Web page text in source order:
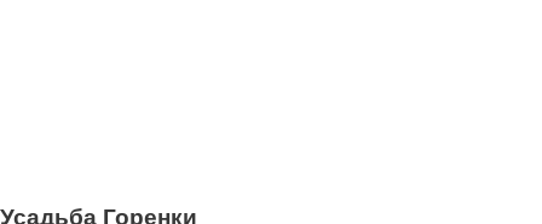
Усадьба Горенки